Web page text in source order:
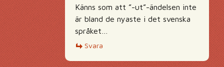
Känns som att ”-ut”-ändelsen inte
är bland de nyaste i det svenska
språket…
Svara